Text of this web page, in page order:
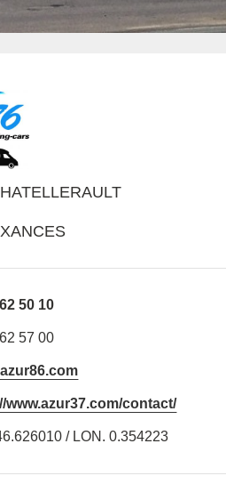
50 10
57 00
www.azur37.com/contact/
/ LON. 0.354223